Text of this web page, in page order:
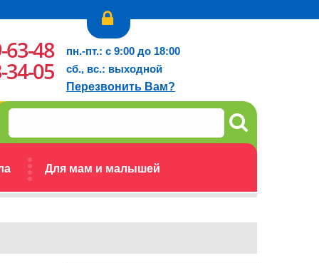
Для мам и малышей
63-48
34-05
пн.-пт.: с 9:00 до 18:00
сб., вс.: выходной
Перезвонить Вам?